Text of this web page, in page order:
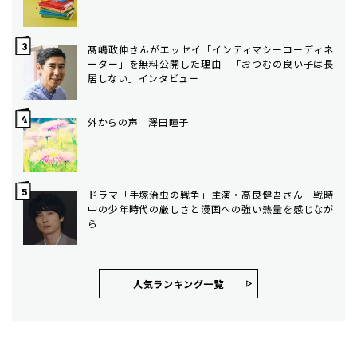
髙嶋政伸さんがエッセイ「インティマシーコーディネ
ーター」を無料公開した理由 「おつむの良い子は長
居しない」インタビュー
外からの声 澤田瞳子
ドラマ「手塚治虫の戦争」主演・高良健吾さん 戦時
中の少年時代の厳しさと漫画への強い熱量を感じなが
ら
人気ランキング⼀覧